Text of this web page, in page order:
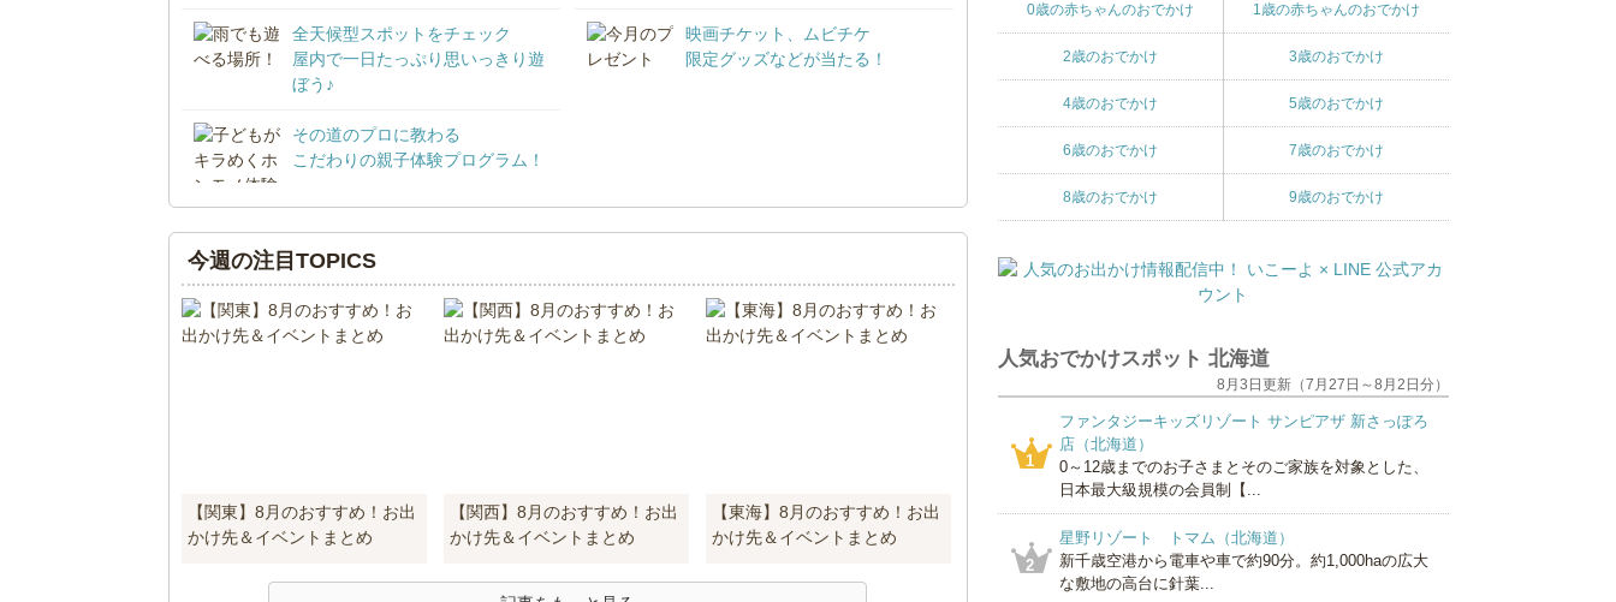
全天候型スポットをチェック
屋内で一日たっぷり思いっきり遊
ぼう♪
映画チケット、ムビチケ
限定グッズなどが当たる！
その道のプロに教わる
こだわりの親子体験プログラム！
今週の注目TOPICS
【関東】8月のおすすめ！お出
かけ先＆イベントまとめ
【関西】8月のおすすめ！お出
かけ先＆イベントまとめ
【東海】8月のおすすめ！お出
かけ先＆イベントまとめ
0歳の赤ちゃんのおでかけ 1歳の赤ちゃんのおでかけ
2歳のおでかけ 3歳のおでかけ
4歳のおでかけ 5歳のおでかけ
6歳のおでかけ 7歳のおでかけ
8歳のおでかけ 9歳のおでかけ
人気おでかけスポット 北海道
8月3日更新（7月27日～8月2日分）
1
ファンタジーキッズリゾート サンピアザ 新さっぽろ
店（北海道）
0～12歳までのお子さまとそのご家族を対象とした、
日本最大級規模の会員制【...
2
星野リゾート トマム（北海道）
新千歳空港から電車や車で約90分。約1,000haの広大
な敷地の高台に針葉...